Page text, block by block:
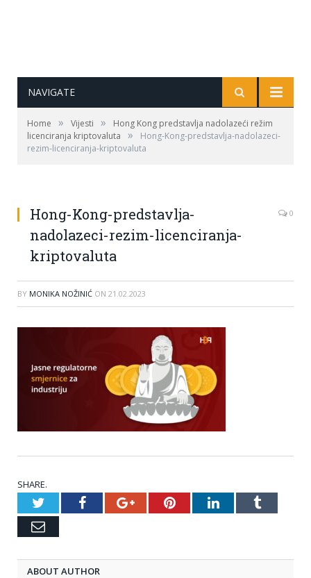
NAVIGATE
Home » Vijesti »
Hong Kong predstavlja nadolazeći režim
licenciranja kriptovaluta
»
Hong-Kong-predstavlja-nadolazeci-
rezim-licenciranja-kriptovaluta
Hong-Kong-predstavlja-
nadolazeci-rezim-licenciranja-
kriptovaluta
0
BY MONIKA NOŽINIĆ ON 21.02.2023
SHARE.
TwitterFacebookGoogle+PinterestLinkedInTumblr
Email
ABOUT AUTHOR